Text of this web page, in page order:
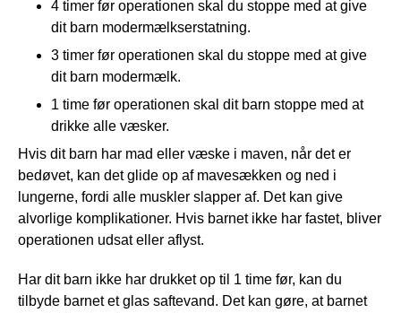
4 timer før operationen skal du stoppe med at give
dit barn modermælkserstatning.
3 timer før operationen skal du stoppe med at give
dit barn modermælk.
1 time før operationen skal dit barn stoppe med at
drikke alle væsker.
Hvis dit barn har mad eller væske i maven, når det er
bedøvet, kan det glide op af mavesækken og ned i
lungerne, fordi alle muskler slapper af. Det kan give
alvorlige komplikationer. Hvis barnet ikke har fastet, bliver
operationen udsat eller aflyst.
Har dit barn ikke har drukket op til 1 time før, kan du
tilbyde barnet et glas saftevand. Det kan gøre, at barnet